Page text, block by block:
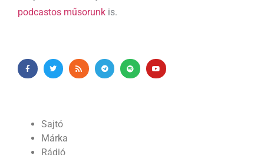
podcastos műsorunk is.
Sajtó
Márka
Rádió